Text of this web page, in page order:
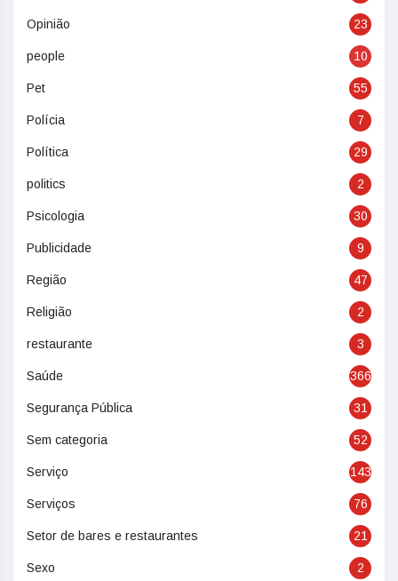
Opinião 23
people 10
Pet 55
Polícia 7
Política 29
politics 2
Psicologia 30
Publicidade 9
Região 47
Religião 2
restaurante 3
Saúde 366
Segurança Pública 31
Sem categoria 52
Serviço 143
Serviços 76
Setor de bares e restaurantes 21
Sexo 2